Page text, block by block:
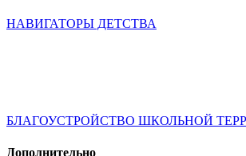
НАВИГАТОРЫ ДЕТСТВА
БЛАГОУСТРОЙСТВО ШКОЛЬНОЙ
Дополнительно